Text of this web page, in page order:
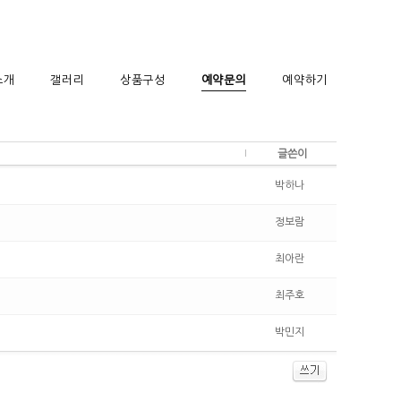
개 갤러리 상품구성 예약문의 예약하기
글쓴이
박하나
정보람
최아란
최주호
박민지